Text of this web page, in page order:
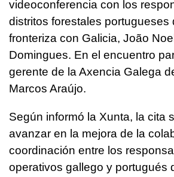
videoconferencia con los
distritos forestales portugueses
fronteriza con Galicia, João
Domingues. En el encuentro
gerente de la Axencia Galega
Marcos Araújo.
Según informó la Xunta, la cita
avanzar en la mejora de la
coordinación entre los
operativos gallego y portugués